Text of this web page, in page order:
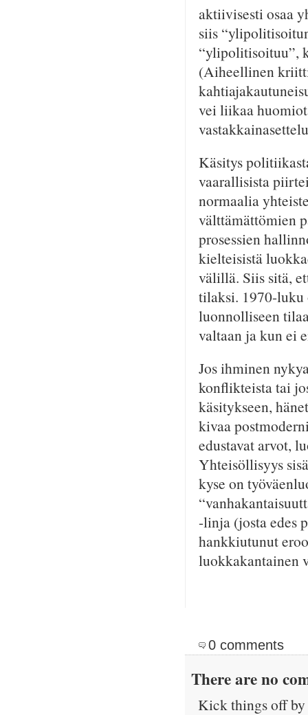
aktiivisesti osaa
siis
“ylipolitisoituu”,
(Aiheellinen
vei liikaa
Käsitys
vaarallisista
normaalia
välttämättömien
prosessien
kielteisistä
välillä. Siis sitä,
tilaksi. 1970-
luonnolliseen
valtaan ja kun ei
Jos ihminen
konflikteista tai
käsitykseen,
kivaa
edustavat arvot,
Yhteisöllisyys
kyse on
-linja (josta edes
hankkiutunut
luokkakantainen
0 comments
There are no
Kick things off